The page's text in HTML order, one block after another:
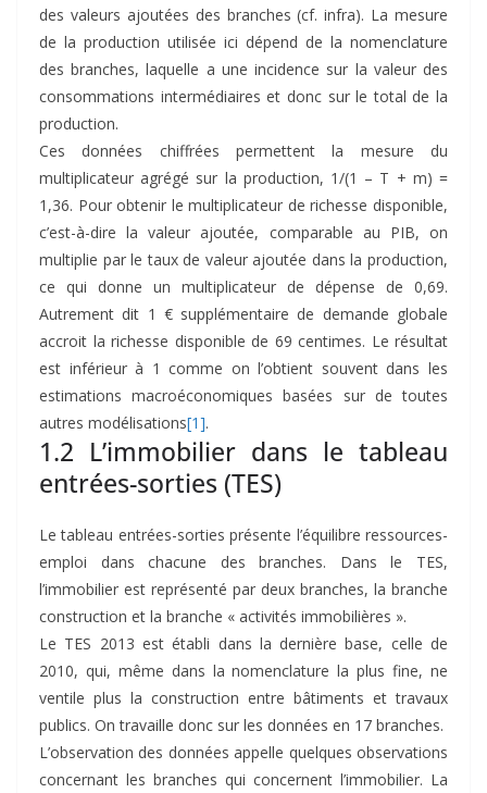
des valeurs ajoutées des branches (cf. infra). La mesure
de la production utilisée ici dépend de la nomenclature
des branches, laquelle a une incidence sur la valeur des
consommations intermédiaires et donc sur le total de la
production.
Ces données chiffrées permettent la mesure du
multiplicateur agrégé sur la production, 1/(1 – T + m) =
1,36. Pour obtenir le multiplicateur de richesse disponible,
c’est-à-dire la valeur ajoutée, comparable au PIB, on
multiplie par le taux de valeur ajoutée dans la production,
ce qui donne un multiplicateur de dépense de 0,69.
Autrement dit 1 € supplémentaire de demande globale
accroit la richesse disponible de 69 centimes. Le résultat
est inférieur à 1 comme on l’obtient souvent dans les
estimations macroéconomiques basées sur de toutes
autres modélisations[1].
1.2 L’immobilier dans le tableau
entrées-sorties (TES)
Le tableau entrées-sorties présente l’équilibre ressources-
emploi dans chacune des branches. Dans le TES,
l’immobilier est représenté par deux branches, la branche
construction et la branche « activités immobilières ».
Le TES 2013 est établi dans la dernière base, celle de
2010, qui, même dans la nomenclature la plus fine, ne
ventile plus la construction entre bâtiments et travaux
publics. On travaille donc sur les données en 17 branches.
L’observation des données appelle quelques observations
concernant les branches qui concernent l’immobilier. La